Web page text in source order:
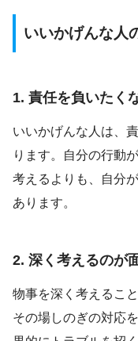
いいかげんな人
1. 責任を負いたく
いいかげんな人は、
ります。自分の行動
考えるよりも、自分
あります。
2. 深く考えるのが
物事を深く考えるこ
その場しのぎの対応